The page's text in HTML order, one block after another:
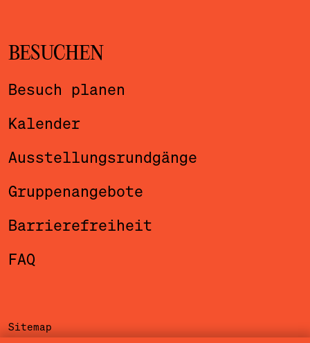
BESUCHEN
Besuch planen
Kalender
Ausstellungsrundgänge
Gruppenangebote
Barrierefreiheit
FAQ
Sitemap